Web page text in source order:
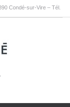
Condé-sur-Vire – Tél.